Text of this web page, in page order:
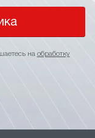
на обработку